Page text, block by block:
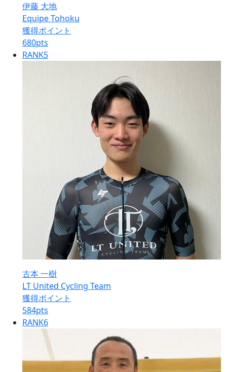
伊藤 大地
Equipe Tohoku
獲得ポイント
680pts
RANK5
古本 一樹
LT United Cycling Team
獲得ポイント
584pts
RANK6